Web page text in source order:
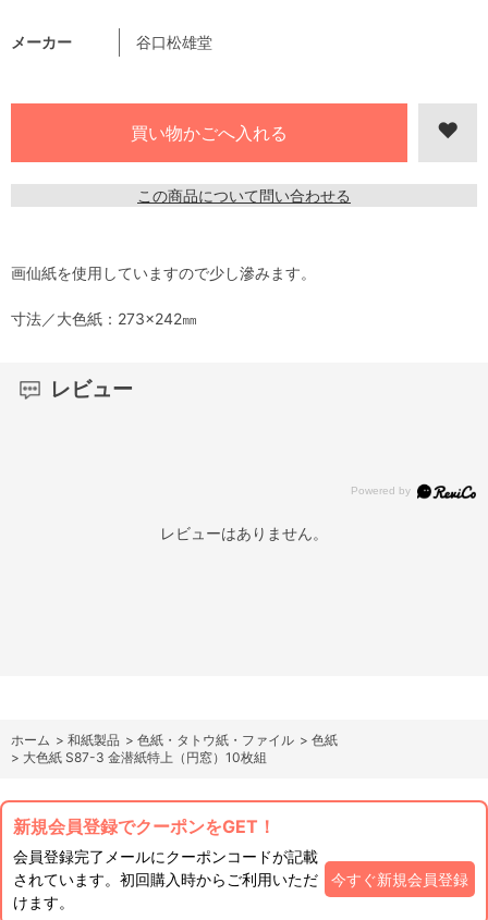
メーカー 谷口松雄堂
この商品について問い合わせる
画仙紙を使用していますので少し滲みます。
寸法／大色紙：273×242㎜
レビュー
レビューはありません。
ホーム > 和紙製品 > 色紙・タトウ紙・ファイル > 色紙
> 大色紙 S87-3 金潜紙特上（円窓）10枚組
新規会員登録でクーポンをGET！
会員登録完了メールにクーポンコードが記載
されています。初回購入時からご利用いただ
けます。
今すぐ新規会員登録